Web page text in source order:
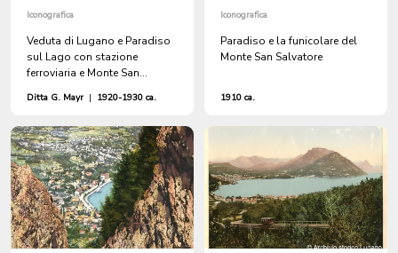
Iconografica
Veduta di Lugano e Paradiso
sul Lago con stazione
ferroviaria e Monte San
Ditta G. Mayr | 1920-1930 ca.
Iconografica
Paradiso e la funicolare del
Monte San Salvatore
1910 ca.